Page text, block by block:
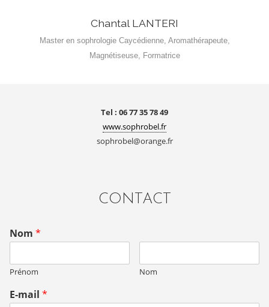
Chantal LANTERI
Master en sophrologie Caycédienne, Aromathérapeute,
Magnétiseuse, Formatrice
Tel : 06 77 35 78 49
www.sophrobel.fr
sophrobel@orange.fr
CONTACT
Nom *
Prénom Nom
E-mail *